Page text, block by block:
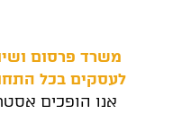
משרד פרסום
לעסקים בכל
אנו הופכים